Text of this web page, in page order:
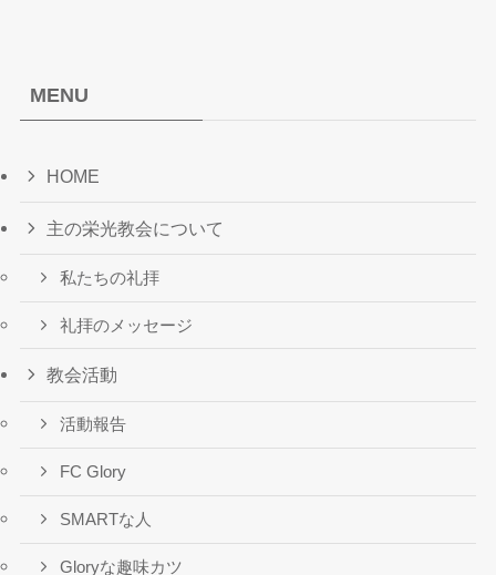
MENU
HOME
主の栄光教会について
私たちの礼拝
礼拝のメッセージ
教会活動
活動報告
FC Glory
SMARTな人
Gloryな趣味カツ